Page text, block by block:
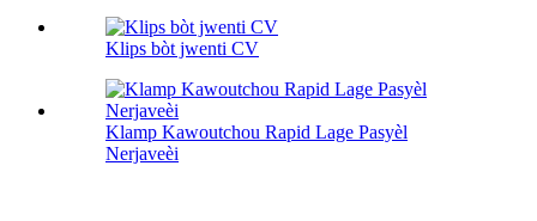
Klips bòt jwenti CV
Klamp Kawoutchou Rapid Lage Pasyèl
Nerjaveèi